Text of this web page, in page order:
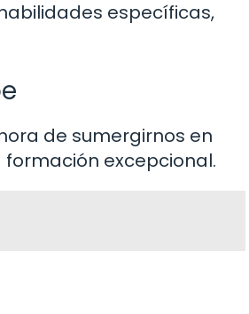
específicas,
de sumergirnos en
excepcional.